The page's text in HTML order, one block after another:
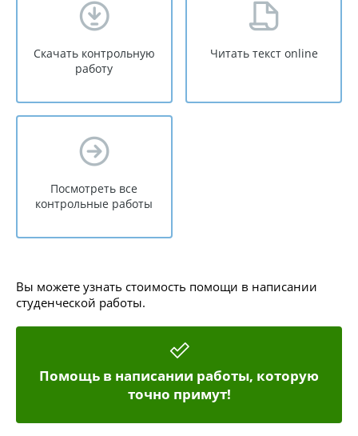
Скачать контрольную
работу
Читать текст online
Посмотреть все
контрольные работы
Вы можете узнать стоимость помощи в написании
студенческой работы.
Помощь в написании работы, которую
точно примут!